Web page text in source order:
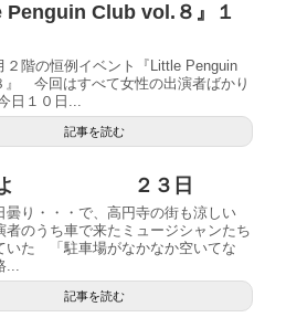
Penguin Club vol.８』１
２階の恒例イベント『Little Penguin
』 今回はすべて女性の出演者ばかり
日１０日...
記事を読む
よ ２３日
曇り・・・で、高円寺の街も涼しい
者のうち車で来たミュージシャンたち
いた 「駐車場がなかなか空いてな
...
記事を読む